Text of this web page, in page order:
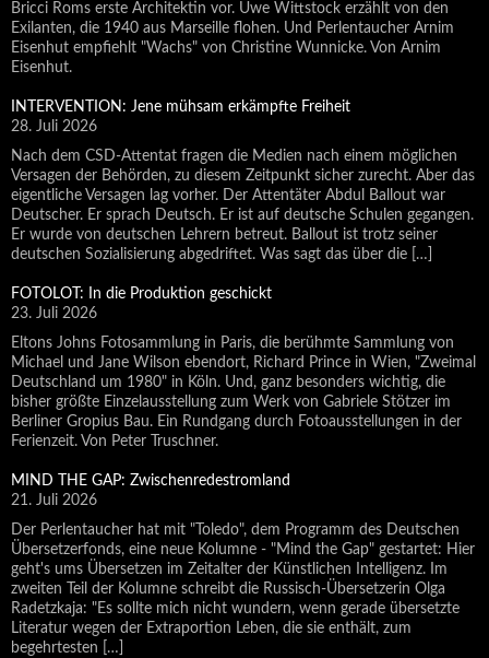
Bricci Roms erste Architektin vor. Uwe Wittstock erzählt von den
Exilanten, die 1940 aus Marseille flohen. Und Perlentaucher Arnim
Eisenhut empfiehlt "Wachs" von Christine Wunnicke. Von Arnim
Eisenhut.
INTERVENTION: Jene mühsam erkämpfte Freiheit
28. Juli 2026
Nach dem CSD-Attentat fragen die Medien nach einem möglichen
Versagen der Behörden, zu diesem Zeitpunkt sicher zurecht. Aber das
eigentliche Versagen lag vorher. Der Attentäter Abdul Ballout war
Deutscher. Er sprach Deutsch. Er ist auf deutsche Schulen gegangen.
Er wurde von deutschen Lehrern betreut. Ballout ist trotz seiner
deutschen Sozialisierung abgedriftet. Was sagt das über die […]
FOTOLOT: In die Produktion geschickt
23. Juli 2026
Eltons Johns Fotosammlung in Paris, die berühmte Sammlung von
Michael und Jane Wilson ebendort, Richard Prince in Wien, "Zweimal
Deutschland um 1980" in Köln. Und, ganz besonders wichtig, die
bisher größte Einzelausstellung zum Werk von Gabriele Stötzer im
Berliner Gropius Bau. Ein Rundgang durch Fotoausstellungen in der
Ferienzeit. Von Peter Truschner.
MIND THE GAP: Zwischenredestromland
21. Juli 2026
Der Perlentaucher hat mit "Toledo", dem Programm des Deutschen
Übersetzerfonds, eine neue Kolumne - "Mind the Gap" gestartet: Hier
geht's ums Übersetzen im Zeitalter der Künstlichen Intelligenz. Im
zweiten Teil der Kolumne schreibt die Russisch-Übersetzerin Olga
Radetzkaja: "Es sollte mich nicht wundern, wenn gerade übersetzte
Literatur wegen der Extraportion Leben, die sie enthält, zum
begehrtesten […]